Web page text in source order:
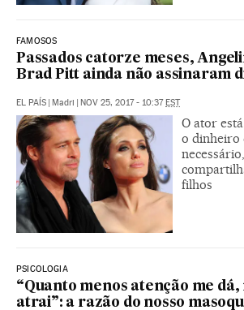
FAMOSOS
Passados catorze meses,
Brad Pitt ainda não assinaram
EL PAÍS Madri NOV 25, 2017 - 10:37 EST
O ator
o dinheiro
filhos
PSICOLOGIA
“Quanto menos atenção me dá,
atrai”: a razão do nosso